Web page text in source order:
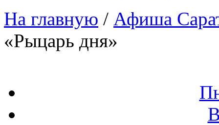
На главную / Афиша
«Рыцарь дня»